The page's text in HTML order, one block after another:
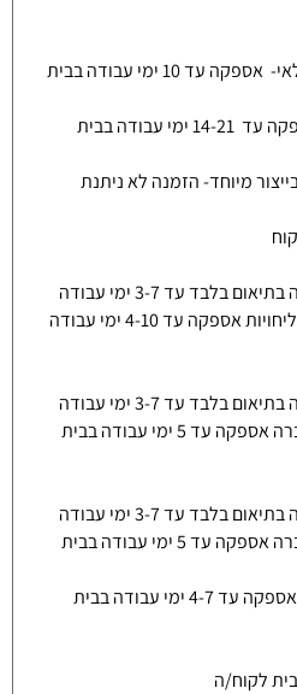
* ארונות אמבטיה בייבוא ממלאי- אספקה עד 10 ימי עבודה בבית
* ארונות אמבטיה בייצור- אספקה עד 14-21 ימי עבודה בבית
מיוחד- הזמנה לא ניתנת
בלבד עד 3-7 ימי עבודה
* שליח עד הבית ע"י חברת שליחויות אספקה עד 4-10 ימי עבודה
בלבד עד 3-7 ימי עבודה
* שליח עד הבית ע"י שליח חברה אספקה עד 5 ימי עבודה בבית
בלבד עד 3-7 ימי עבודה
* שליח עד הבית ע"י שליח חברה אספקה עד 5 ימי עבודה בבית
*התקנת מראה / כיור בלבד- אספקה עד 4-7 ימי עבודה בבית